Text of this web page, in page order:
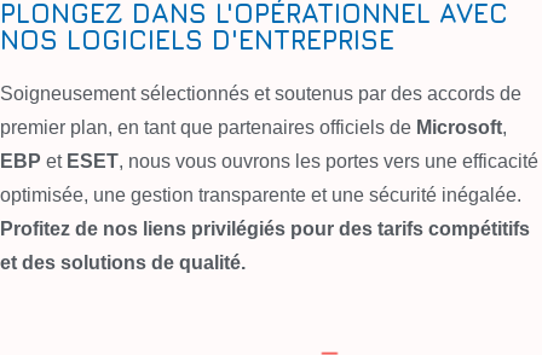
PLONGEZ DANS L'OPÉRATIONNEL AVEC
NOS LOGICIELS D'ENTREPRISE
Soigneusement sélectionnés et soutenus par des accords de
premier plan, en tant que partenaires officiels de Microsoft,
EBP et ESET, nous vous ouvrons les portes vers une efficacité
optimisée, une gestion transparente et une sécurité inégalée.
Profitez de nos liens privilégiés pour des tarifs compétitifs
et des solutions de qualité.